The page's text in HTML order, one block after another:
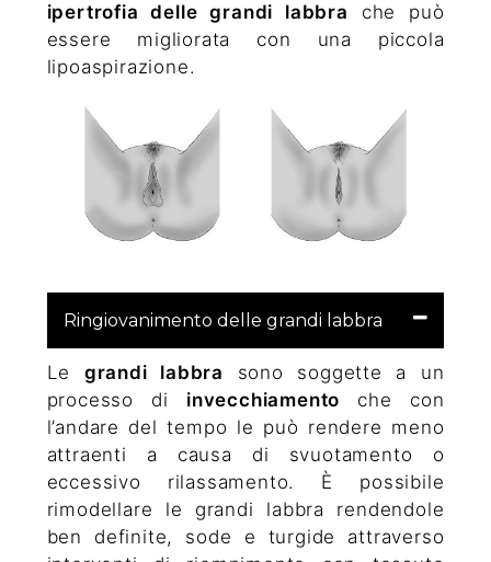
ipertrofia delle grandi labbra che può
essere migliorata con una piccola
lipoaspirazione.
Ringiovanimento delle grandi labbra
Le grandi labbra sono soggette a un
processo di invecchiamento che con
l’andare del tempo le può rendere meno
attraenti a causa di svuotamento o
eccessivo rilassamento. È possibile
rimodellare le grandi labbra rendendole
ben definite, sode e turgide attraverso